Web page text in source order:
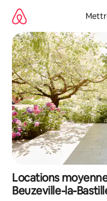
directement
contenu
Locations
Beuzeville-la-